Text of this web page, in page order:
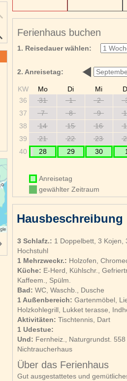
Ferienhaus buchen
1. Reisedauer wählen:
2. Anreisetag:
KW Mo Di Mi
36
31 1 2
37
7 8 9
38
14 15 16
39
21 22 23
40
28 29 30 1
Anreisetag
gewählter Zeitraum
Hausbeschreibung
3 Schlafz.: 1 Doppelbett, 3 Kojen,
Hochstuhl
1 Mehrzweckr.: Holzofen,
Küche: E-Herd, Kühlschr.,
Kaffeem., Spülm.
Bad: WC, Waschb., Dusche
1 Außenbereich: Gartenmöbel,
Holzkohlegrill, Lukket terasse,
Aktivitäten: Tischtennis, Dart
1 Udestue:
Und: Fernheiz., Naturgrundst. 558
Nichtraucherhaus
Über das Ferienhaus
Gut ausgestattetes und